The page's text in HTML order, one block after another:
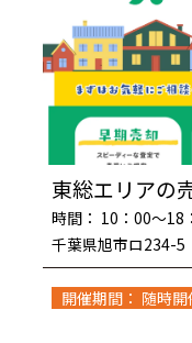
東総エリアの
時間： 10：00～18
千葉県旭市ロ234-5
開催期間： 随時開